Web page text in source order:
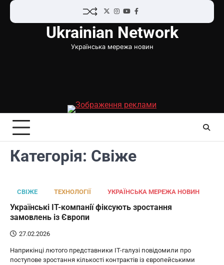
Перейти
TwitterInstagram
YouTubeFacebook
Ukrainian Network
Українська мережа новин
Категорія: Свіже
СВІЖЕ ТЕХНОЛОГІЇ УКРАЇНСЬКА МЕРЕЖА НОВИН
Українські IT-компанії фіксують зростання
замовлень із Європи
27.02.2026
Наприкінці лютого представники IT-галузі повідомили про
поступове зростання кількості контрактів із європейськими